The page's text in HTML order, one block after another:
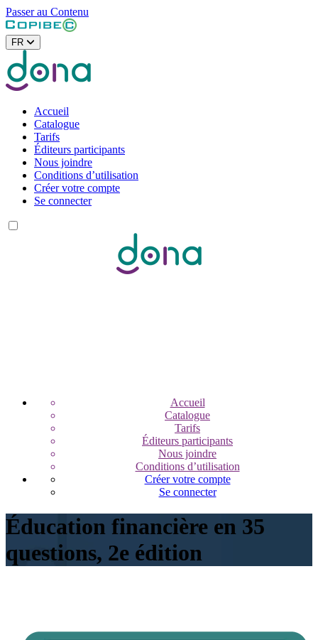
Passer au Contenu
FR
Accueil
Catalogue
Tarifs
Éditeurs participants
Nous joindre
Conditions d’utilisation
Créer votre compte
Se connecter
Accueil
Catalogue
Tarifs
Éditeurs participants
Nous joindre
Conditions d’utilisation
Créer votre compte
Se connecter
Éducation financière en 35
questions, 2e édition